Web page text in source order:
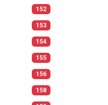
152
153
154
155
156
158